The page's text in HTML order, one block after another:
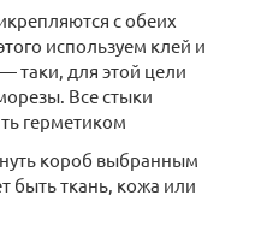
с обеих
используем клей и
таки, для этой цели
Все стыки
герметиком
короб выбранным
быть ткань, кожа или